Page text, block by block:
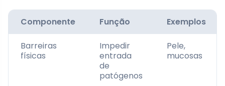
Componente Função Exemplos
Barreiras
físicas
Impedir
entrada
de
patógenos
Pele,
mucosas